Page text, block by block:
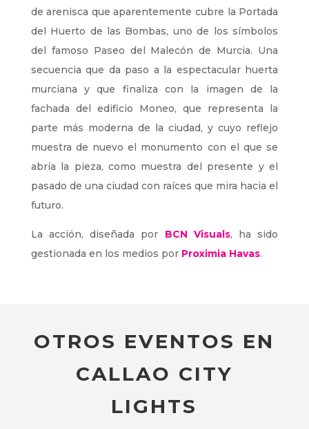
de arenisca que aparentemente cubre la Portada
del Huerto de las Bombas, uno de los símbolos
del famoso Paseo del Malecón de Murcia. Una
secuencia que da paso a la espectacular huerta
murciana y que finaliza con la imagen de la
fachada del edificio Moneo, que representa la
parte más moderna de la ciudad, y cuyo reflejo
muestra de nuevo el monumento con el que se
abría la pieza, como muestra del presente y el
pasado de una ciudad con raíces que mira hacia el
futuro.
La acción, diseñada por BCN Visuals, ha sido
gestionada en los medios por Proximia Havas.
OTROS EVENTOS EN
CALLAO CITY
LIGHTS